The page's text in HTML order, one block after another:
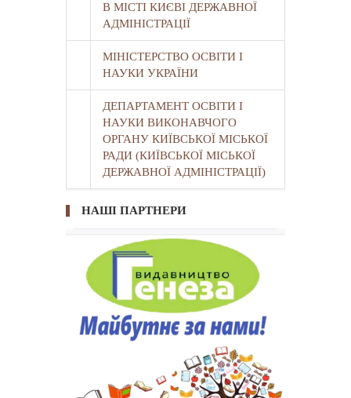
В МІСТІ КИЄВІ ДЕРЖАВНОЇ
АДМІНІСТРАЦІЇ
МІНІСТЕРСТВО ОСВІТИ І
НАУКИ УКРАЇНИ
ДЕПАРТАМЕНТ ОСВІТИ І
НАУКИ ВИКОНАВЧОГО
ОРГАНУ КИЇВСЬКОЇ МІСЬКОЇ
РАДИ (КИЇВСЬКОЇ МІСЬКОЇ
ДЕРЖАВНОЇ АДМІНІСТРАЦІЇ)
НАШІ ПАРТНЕРИ